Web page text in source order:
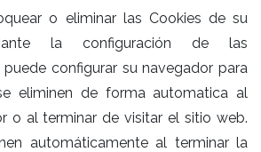
o eliminar las Cookies de su
la configuración de las
configurar su navegador para
eliminen de forma automatica al
o al terminar de visitar el sitio web.
automáticamente al terminar la